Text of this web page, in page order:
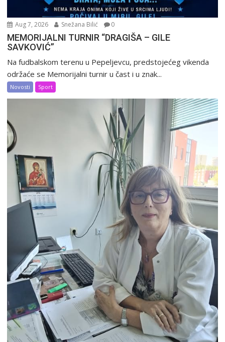
Aug 7, 2026 Snežana Bilić 0
MEMORIJALNI TURNIR “DRAGIŠA – GILE
SAVKOVIĆ”
Na fudbalskom terenu u Pepeljevcu, predstojećeg vikenda
održaće se Memorijalni turnir u čast i u znak...
Novosti Sport